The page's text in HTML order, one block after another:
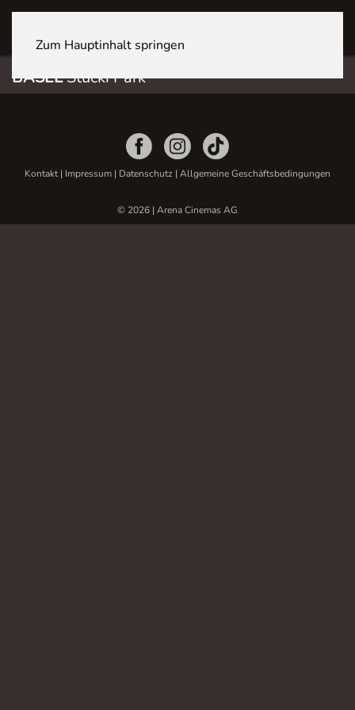
Zum Hauptinhalt springen
BASELStücki Park
Kontakt| Impressum | Datenschutz | Allgemeine Geschäftsbedingungen
© 2026 | Arena Cinemas AG